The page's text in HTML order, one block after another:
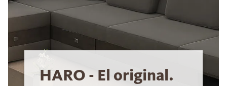
HARO - El original.